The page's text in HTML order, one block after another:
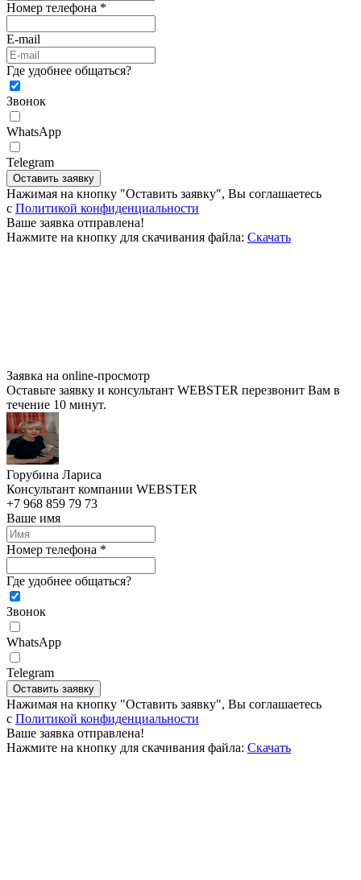
Номер телефона *
E-mail
Где удобнее общаться?
Звонок
WhatsApp
Telegram
Оставить заявку
Нажимая на кнопку "Оставить заявку", Вы соглашаетесь
c Политикой конфиденциальности
Ваше заявка отправлена!
Нажмите на кнопку для скачивания файла: Скачать
Заявка на online-просмотр
Оставьте заявку и консультант WEBSTER перезвонит Вам в
течение 10 минут.
Горубина Лариса
Консультант компании WEBSTER
+7 968 859 79 73
Ваше имя
Номер телефона *
Где удобнее общаться?
Звонок
WhatsApp
Telegram
Оставить заявку
Нажимая на кнопку "Оставить заявку", Вы соглашаетесь
c Политикой конфиденциальности
Ваше заявка отправлена!
Нажмите на кнопку для скачивания файла: Скачать